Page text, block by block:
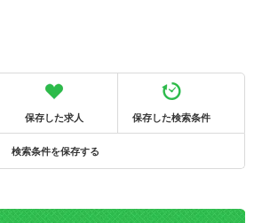
保存した求人 保存した検索条件
検索条件を保存する